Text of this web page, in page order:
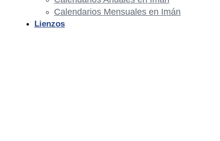
Calendarios Mensuales en Imán
Lienzos